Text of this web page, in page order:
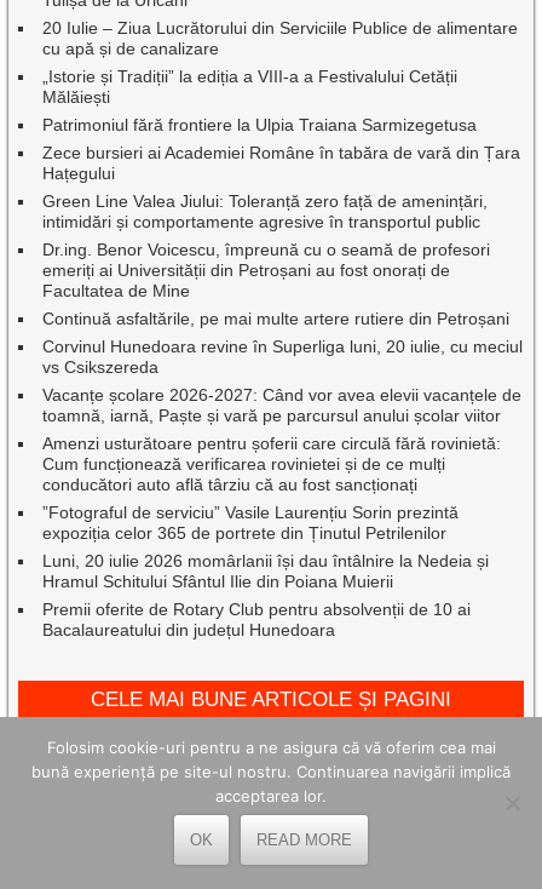
20 Iulie – Ziua Lucrătorului din Serviciile Publice de alimentare
cu apă și de canalizare
„Istorie și Tradiții” la ediția a VIII-a a Festivalului Cetății
Mălăiești
Patrimoniul fără frontiere la Ulpia Traiana Sarmizegetusa
Zece bursieri ai Academiei Române în tabăra de vară din Țara
Hațegului
Green Line Valea Jiului: Toleranță zero față de amenințări,
intimidări și comportamente agresive în transportul public
Dr.ing. Benor Voicescu, împreună cu o seamă de profesori
emeriți ai Universității din Petroșani au fost onorați de
Facultatea de Mine
Continuă asfaltările, pe mai multe artere rutiere din Petroșani
Corvinul Hunedoara revine în Superliga luni, 20 iulie, cu meciul
vs Csikszereda
Vacanțe școlare 2026-2027: Când vor avea elevii vacanțele de
toamnă, iarnă, Paște și vară pe parcursul anului școlar viitor
Amenzi usturătoare pentru șoferii care circulă fără rovinietă:
Cum funcționează verificarea rovinietei și de ce mulți
conducători auto află târziu că au fost sancționați
”Fotograful de serviciu” Vasile Laurențiu Sorin prezintă
expoziția celor 365 de portrete din Ținutul Petrilenilor
Luni, 20 iulie 2026 momârlanii își dau întâlnire la Nedeia și
Hramul Schitului Sfântul Ilie din Poiana Muierii
Premii oferite de Rotary Club pentru absolvenții de 10 ai
Bacalaureatului din județul Hunedoara
CELE MAI BUNE ARTICOLE ȘI PAGINI
Folosim cookie-uri pentru a ne asigura că vă oferim cea mai
bună experiență pe site-ul nostru. Continuarea navigării implică
acceptarea lor.
OK READ MORE